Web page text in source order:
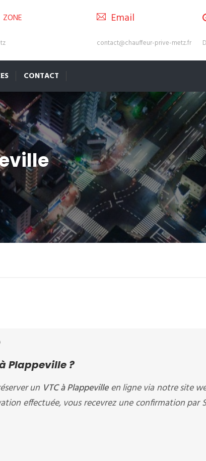
ZONE Email
contact@chauffeur-prive-metz.fr
CONTACT
Plappeville ?
un VTC à Plappevilleen ligne via notre site
effectuée, vous recevrez une confirmation par